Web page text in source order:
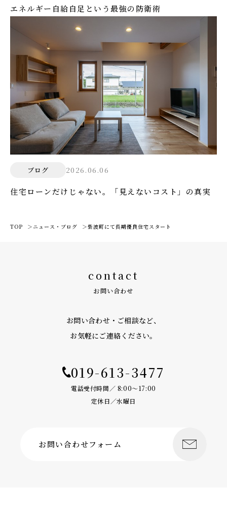
エネルギー自給自足という最強の防衛術
ブログ 2026.06.06
住宅ローンだけじゃない。「見えないコスト」の真実
TOP ニュース・ブログ 紫波町にて長期優良住宅スタート
contact
お問い合わせ
お問い合わせ・ご相談など、
お気軽にご連絡ください。
019-613-3477
電話受付時間／ 8:00〜17:00
定休日／水曜日
お問い合わせフォーム